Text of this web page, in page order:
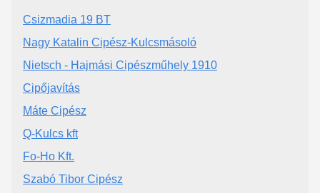
Csizmadia 19 BT
Nagy Katalin Cipész-Kulcsmásoló
Nietsch - Hajmási Cipészműhely 1910
Cipőjavítás
Máte Cipész
Q-Kulcs kft
Fo-Ho Kft.
Szabó Tibor Cipész